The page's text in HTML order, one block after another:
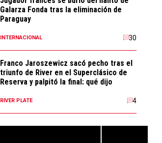
Galarza Fonda tras la eliminación de
Paraguay
INTERNACIONAL 30
Franco Jaroszewicz sacó pecho tras el
triunfo de River en el Superclásico de
Reserva y palpitó la final: qué dijo
RIVER PLATE 4